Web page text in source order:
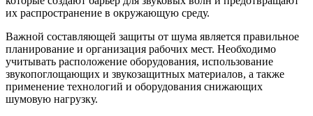
их распространение в окружающую среду.
Важной составляющей защиты от шума является правильное
планирование и организация рабочих мест. Необходимо
учитывать расположение оборудования, использование
звукопоглощающих и звукозащитных материалов, а также
применение технологий и оборудования снижающих
шумовую нагрузку.